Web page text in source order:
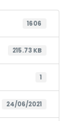
1606
215.73 KB
1
24/06/2021